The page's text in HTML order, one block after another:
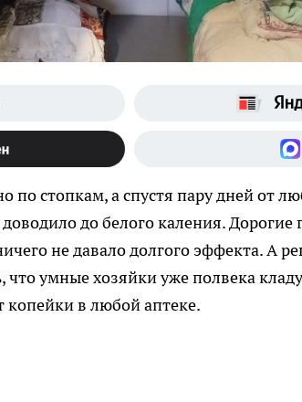
по стопкам, а спустя пару дней от
до белого каления. Дорогие
не давало долгого эффекта. А
что умные хозяйки уже полвека
копейки в любой аптеке.